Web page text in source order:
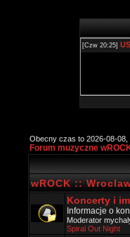
Obecny czas to 2026-08-08,
Forum muzyczne
wROCK ::
Koncerty i
Informacje o
Moderator
Spiral Out Night